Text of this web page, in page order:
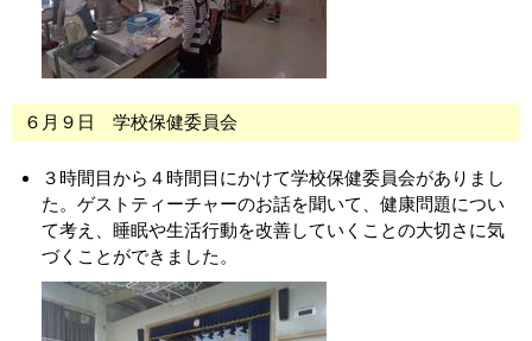
６月９日 学校保健委員会
３時間目から４時間目にかけて学校保健委員会がありまし
た。ゲストティーチャーのお話を聞いて、健康問題につい
て考え、睡眠や生活行動を改善していくことの大切さに気
づくことができました。